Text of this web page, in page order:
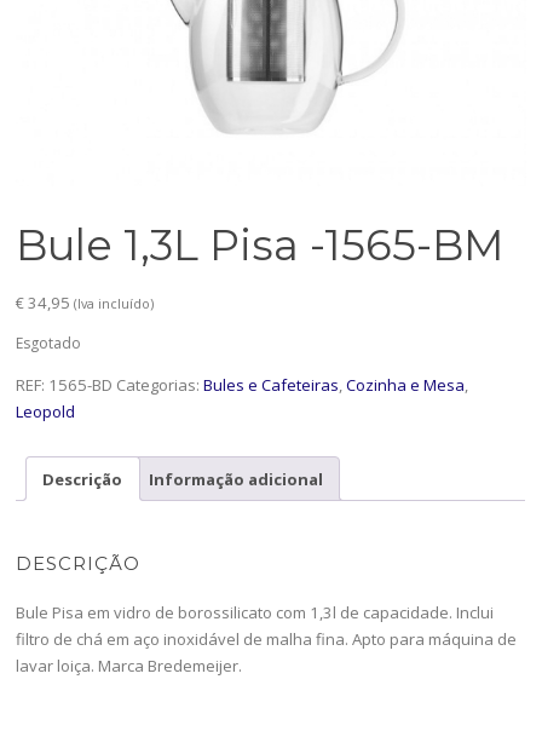
Bule 1,3L Pisa -1565-BM
€34,95 (Iva incluído)
Esgotado
REF: 1565-BD Categorias:Bules e Cafeteiras,Cozinha e Mesa,
Leopold
Descrição Informação adicional
DESCRIÇÃO
Bule Pisa em vidro de borossilicato com 1,3l de capacidade. Inclui
filtro de chá em aço inoxidável de malha fina. Apto para máquina de
lavar loiça. Marca Bredemeijer.